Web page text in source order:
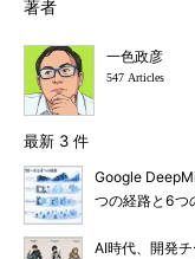
著者
一色政彦
547 Articles
最新 3 件
Google
つの経路と6つ
AI時代、開発